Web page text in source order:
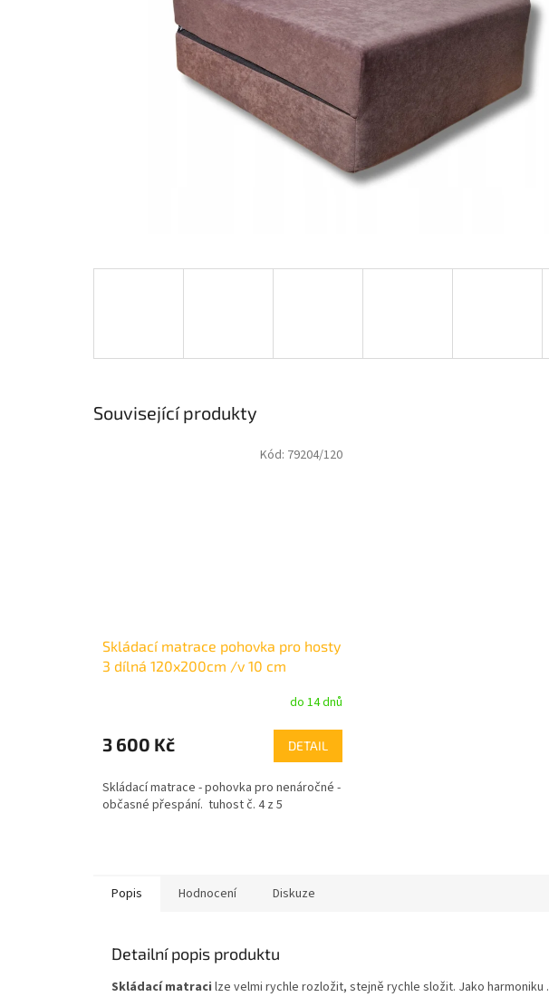
Související produkty
Skládací matrace pohovka pro hosty
3 dílná 120x200cm /v 10 cm
do 14 dnů
3 600 Kč DETAIL
Skládací matrace - pohovka pro nenáročné -
občasné přespání. tuhost č. 4 z 5
Kód: 79204/120
Popis Hodnocení Diskuze
Detailní popis produktu
Skládací matraci lze velmi rychle rozložit, stejně rychle složit. Jako harmoniku .